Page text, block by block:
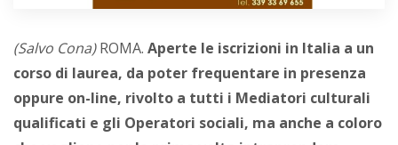
(Salvo Cona)ROMA. Aperte le iscrizioni in Italia a un
corso di laurea, da poter frequentare in presenza
oppure on-line, rivolto a tutti i Mediatori culturali
qualificati e gli Operatori sociali, ma anche a coloro